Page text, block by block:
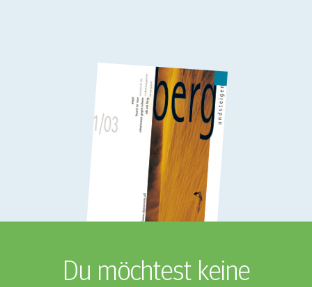
Du möchtest keine